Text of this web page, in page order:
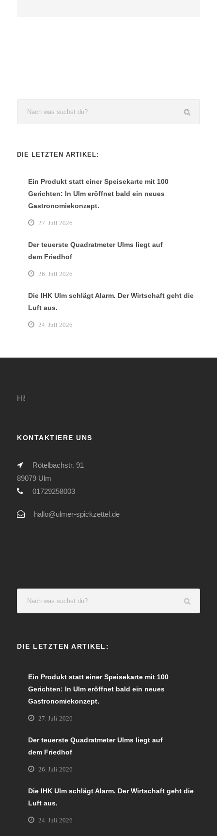
DIE LETZTEN ARTIKEL:
Ein Produkt statt einer Speisekarte mit 100
Gerichten: In Ulm eröffnet bald ein neues
Gastronomiekonzept.
27. Juli 2026
Der teuerste Quadratmeter Ulms liegt auf
dem Friedhof
26. Juli 2026
Die IHK Ulm schlägt Alarm. Der Wirtschaft geht die
Luft aus.
24. Juli 2026
Hi!
KONTAKTIERE UNS
Rötelbachstr. 91
89079 Ulm
01729258003
hallo@ulmer-spickzettel.de
DIE LETZTEN ARTIKEL:
Ein Produkt statt einer Speisekarte mit 100
Gerichten: In Ulm eröffnet bald ein neues
Gastronomiekonzept.
27. Juli 2026
Der teuerste Quadratmeter Ulms liegt auf
dem Friedhof
26. Juli 2026
Die IHK Ulm schlägt Alarm. Der Wirtschaft geht die
Luft aus.
24. Juli 2026